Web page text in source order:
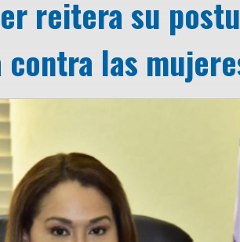
reitera su
las